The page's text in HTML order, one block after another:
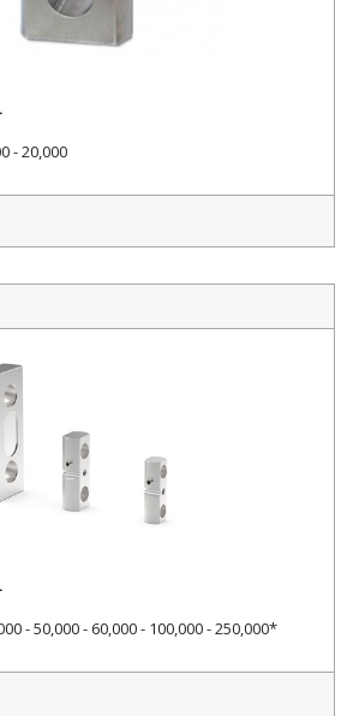
- 20,000
- 50,000 - 60,000 - 100,000 - 250,000*